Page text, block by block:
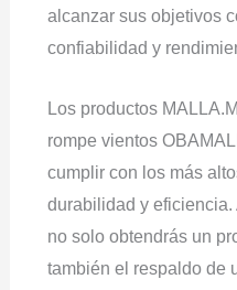
alcanzar sus objetivos
confiabilidad y
Los productos
rompe vientos
cumplir con los más
durabilidad y
no solo obtendrás un
también el respaldo de